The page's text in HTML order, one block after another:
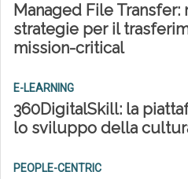
Managed File
strategie per il
mission-critical
E-LEARNING
360DigitalSkill: la
lo sviluppo della
PEOPLE-CENTRIC